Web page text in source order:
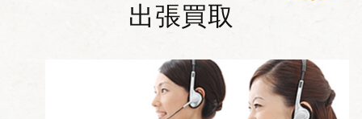
出張買取